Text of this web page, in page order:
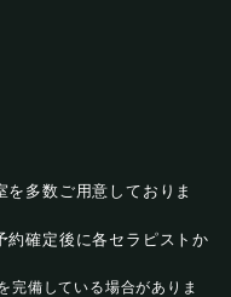
多数ご用意しておりま
約確定後に各セラピストか
完備している場合がありま